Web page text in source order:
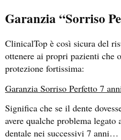
Garanzia “Sorriso
ClinicalTop è così sicura del
ottenere ai propri pazienti che
protezione fortissima:
Garanzia Sorriso Perfetto 7
Significa che se il dente
avere qualche problema
dentale nei successivi 7 anni…